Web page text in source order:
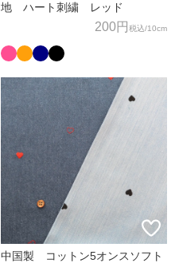
地 ハート刺繍 レッド
200円 税込/10cm
中国製 コットン5オンスソフト